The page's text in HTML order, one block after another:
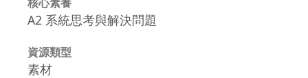
A2 系統思考與解決問題
資源類型
素材